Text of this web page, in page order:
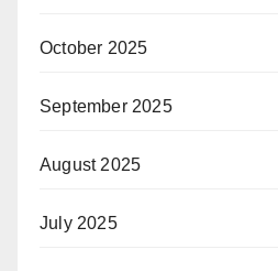
October 2025
September 2025
August 2025
July 2025